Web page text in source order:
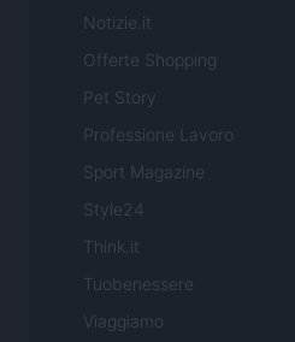
Notizie.it
Offerte Shopping
Pet Story
Professione Lavoro
Sport Magazine
Style24
Think.it
Tuobenessere
Viaggiamo